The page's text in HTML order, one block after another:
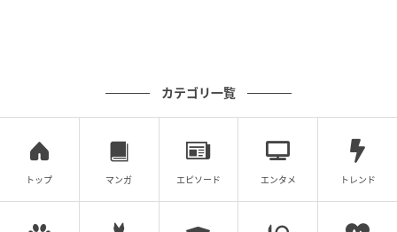
引き出物を持参するなんて…！
たので、結局、私がお義母さんのフォローをすること
に。
そのあと、プランナーさんや式場スタッフには私から
カテゴリ一覧
トップ マンガ エピソード エンタメ トレンド